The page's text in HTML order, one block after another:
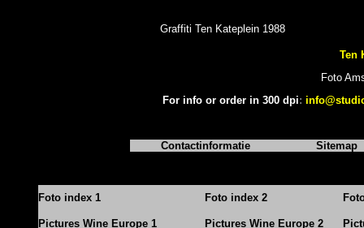
Graffiti Ten Kateplein 1988
Ten
Foto
For info or order in 300 dpi:
Contactinformatie Sitemap
Foto index 1 Foto index 2
Pictures Wine Europe 1 Pictures Wine Europe 2